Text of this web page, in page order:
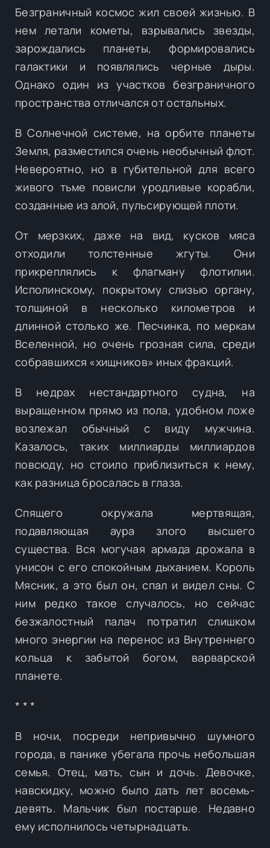
Безграничный космос жил своей жизнью. В
нем летали кометы, взрывались звезды,
зарождались планеты, формировались
галактики и появлялись черные дыры.
Однако один из участков безграничного
пространства отличался от остальных.
В Солнечной системе, на орбите планеты
Земля, разместился очень необычный флот.
Невероятно, но в губительной для всего
живого тьме повисли уродливые корабли,
созданные из алой, пульсирующей плоти.
От мерзких, даже на вид, кусков мяса
отходили толстенные жгуты. Они
прикреплялись к флагману флотилии.
Исполинскому, покрытому слизью органу,
толщиной в несколько километров и
длинной столько же. Песчинка, по меркам
Вселенной, но очень грозная сила, среди
собравшихся «хищников» иных фракций.
В недрах нестандартного судна, на
выращенном прямо из пола, удобном ложе
возлежал обычный с виду мужчина.
Казалось, таких миллиарды миллиардов
повсюду, но стоило приблизиться к нему,
как разница бросалась в глаза.
Спящего окружала мертвящая,
подавляющая аура злого высшего
существа. Вся могучая армада дрожала в
унисон с его спокойным дыханием. Король
Мясник, а это был он, спал и видел сны. С
ним редко такое случалось, но сейчас
безжалостный палач потратил слишком
много энергии на перенос из Внутреннего
кольца к забытой богом, варварской
планете.
* * *
В ночи, посреди непривычно шумного
города, в панике убегала прочь небольшая
семья. Отец, мать, сын и дочь. Девочке,
навскидку, можно было дать лет восемь-
девять. Мальчик был постарше. Недавно
ему исполнилось четырнадцать.